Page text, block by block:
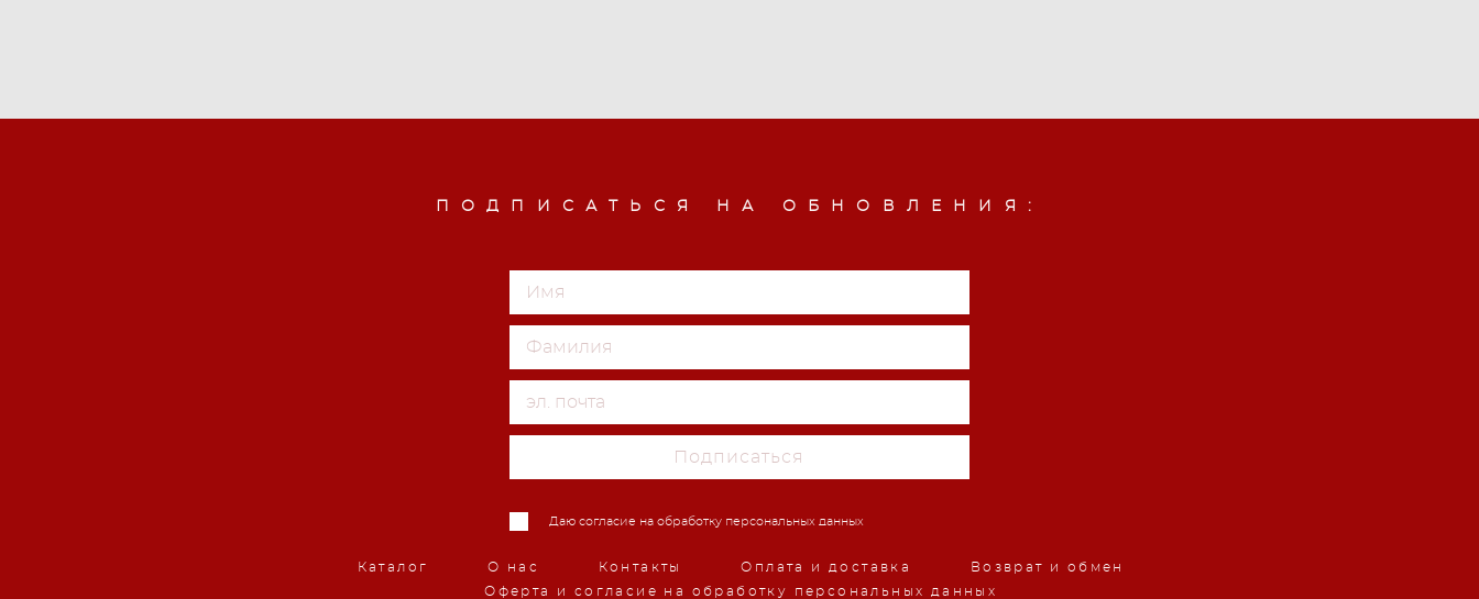
ПОДПИСАТЬСЯ НА ОБНОВЛЕНИЯ:
Подписаться
Даю согласие на обработку персональных данных
Каталог О нас Контакты Оплата и доставка
Возврат и обмен
Оферта и согласие на обработку персональных данных